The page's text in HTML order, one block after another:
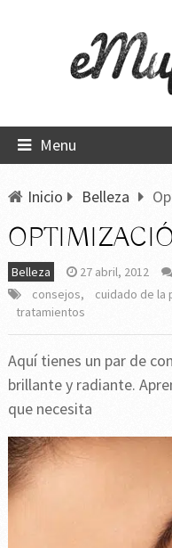
Menu
Inicio Belleza
Belleza 27 abril, 2012
consejos, cuidado de la
tratamientos
Aquí tienes un par de
brillante y radiante.
que necesita